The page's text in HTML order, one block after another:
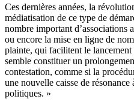
Ces dernières années, la
médiatisation de ce type de
nombre important d’associations
ou encore la mise en ligne de
plainte, qui facilitent le
semble constituer un
contestation, comme si la
une nouvelle caisse de résonance
politiques. »